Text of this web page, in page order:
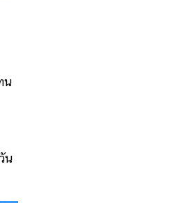
น
น